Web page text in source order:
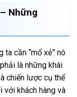
Những
ta cần “mổ xẻ” nó
là những khái
chiến lược cụ thể
khách hàng và